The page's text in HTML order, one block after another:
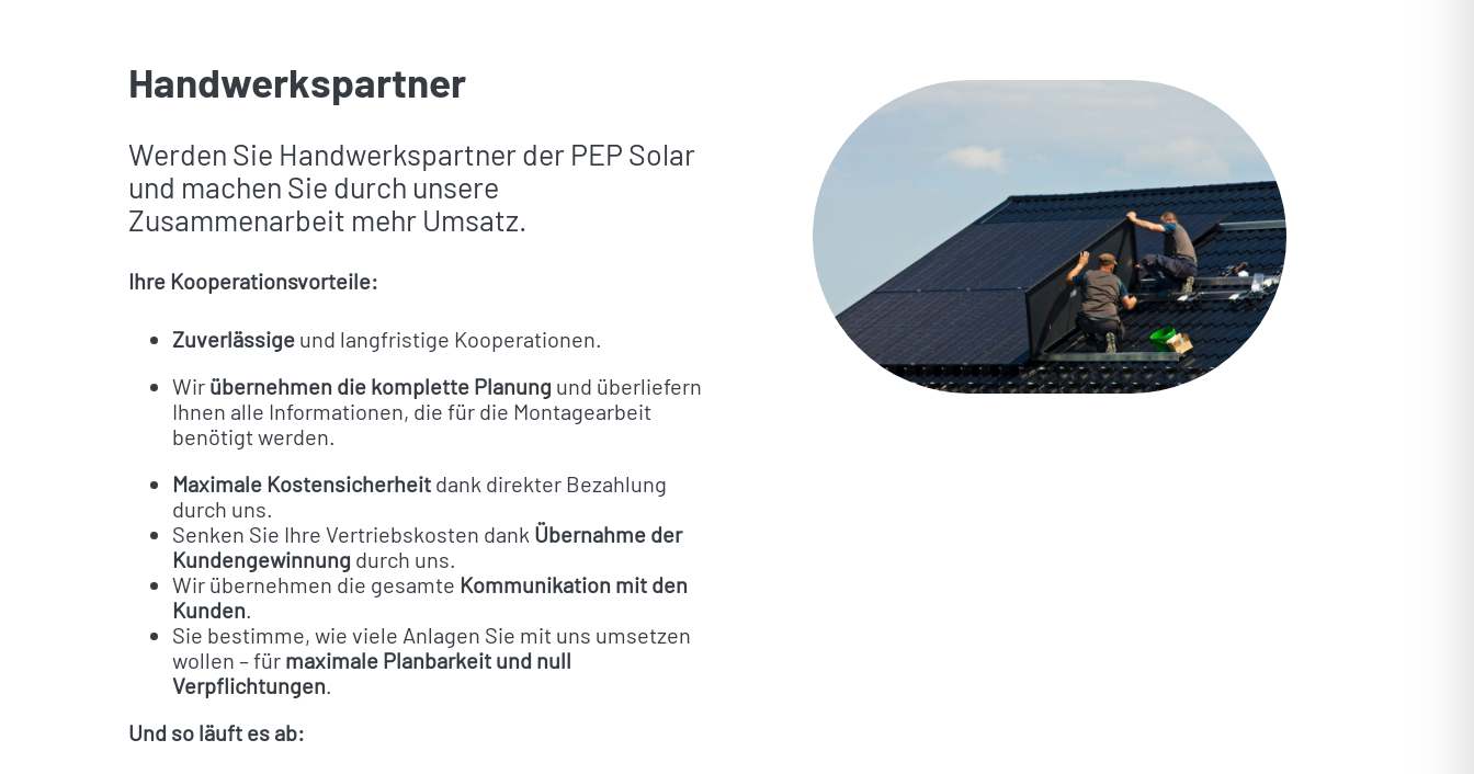
Wir sind
für Sie da!
Handwerkspartner
Werden Sie Handwerkspartner der PEP Solar
und machen Sie durch unsere
Zusammenarbeit mehr Umsatz.
Ihre Kooperationsvorteile:
Zuverlässige und langfristige Kooperationen.
Wir übernehmen die komplette Planung und überliefern
Ihnen alle Informationen, die für die Montagearbeit
benötigt werden.
Maximale Kostensicherheit dank direkter Bezahlung
durch uns.
Senken Sie Ihre Vertriebskosten dank Übernahme der
Kundengewinnung durch uns.
Wir übernehmen die gesamte Kommunikation mit den
Kunden.
Sie bestimme, wie viele Anlagen Sie mit uns umsetzen
wollen – für maximale Planbarkeit und null
Verpflichtungen.
Und so läuft es ab: